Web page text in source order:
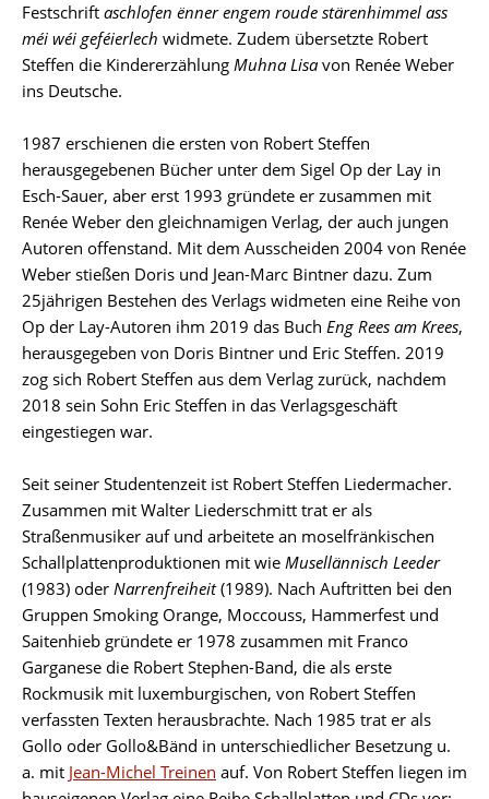
Festschrift aschlofen ënner engem roude stärenhimmel ass
méi wéi geféierlech widmete. Zudem übersetzte Robert
Steffen die Kindererzählung Muhna Lisavon Renée Weber
ins Deutsche.
1987 erschienen die ersten von Robert Steffen
herausgegebenen Bücher unter dem Sigel Op der Lay in
Esch-Sauer, aber erst 1993 gründete er zusammen mit
Renée Weber den gleichnamigen Verlag, der auch jungen
Autoren offenstand. Mit dem Ausscheiden 2004 von Renée
Weber stießen Doris und Jean-Marc Bintner dazu. Zum
25jährigen Bestehen des Verlags widmeten eine Reihe von
Op der Lay-Autoren ihm 2019 das Buch Eng Rees am Krees,
herausgegeben von Doris Bintner und Eric Steffen. 2019
zog sich Robert Steffen aus dem Verlag zurück, nachdem
2018 sein Sohn Eric Steffen in das Verlagsgeschäft
eingestiegen war.
Seit seiner Studentenzeit ist Robert Steffen Liedermacher.
Zusammen mit Walter Liederschmitt trat er als
Straßenmusiker auf und arbeitete an moselfränkischen
Schallplattenproduktionen mit wie Musellännisch Leeder
(1983) oder Narrenfreiheit(1989). Nach Auftritten bei den
Gruppen Smoking Orange, Moccouss, Hammerfest und
Saitenhieb gründete er 1978 zusammen mit Franco
Garganese die Robert Stephen-Band, die als erste
Rockmusik mit luxemburgischen, von Robert Steffen
verfassten Texten herausbrachte. Nach 1985 trat er als
Gollo oder Gollo&Bänd in unterschiedlicher Besetzung u.
a. mit Jean-Michel Treinen auf. Von Robert Steffen liegen im